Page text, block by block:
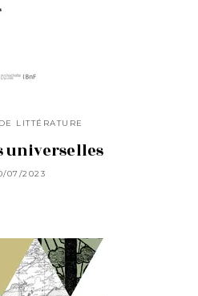
LITTÉRATURE
universelles
07/2023